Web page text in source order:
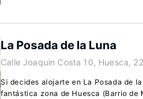
La Posada de la Luna
Calle Joaquin Costa 10, Huesca,
Si decides alojarte en La Posada de
fantástica zona de Huesca (Barrio de